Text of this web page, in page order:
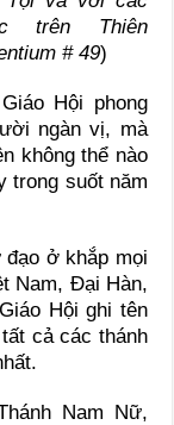
trên Thiên
# 49)
Hội phong
ngàn vị, mà
không thể nào
trong suốt năm
ở khắp mọi
Nam, Đại Hàn,
Hội ghi tên
cả các thánh
Nam Nữ,